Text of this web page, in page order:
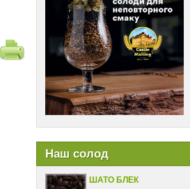
Наш солод
ШАТО БЛЕК